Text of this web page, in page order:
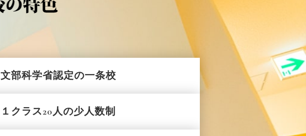
文部科学省認定の一条校
１クラス20人の少人数制